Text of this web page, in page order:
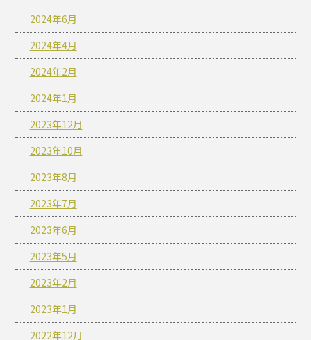
2024年6月
2024年4月
2024年2月
2024年1月
2023年12月
2023年10月
2023年8月
2023年7月
2023年6月
2023年5月
2023年2月
2023年1月
2022年12月